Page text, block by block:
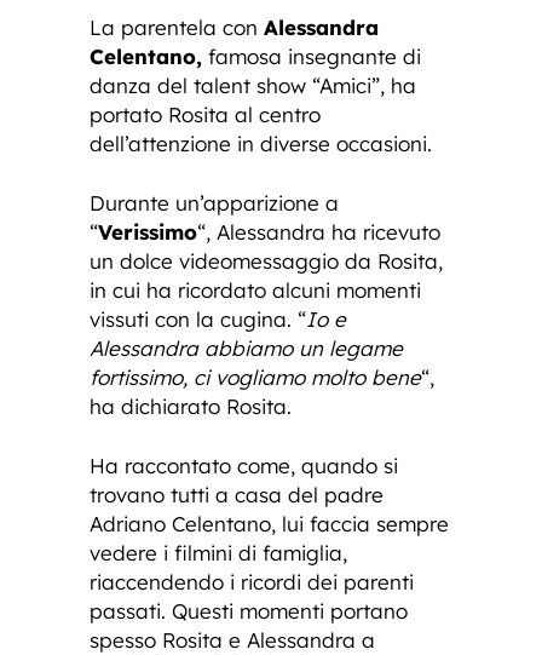
La parentela con Alessandra
Celentano, famosa insegnante di
danza del talent show “Amici”, ha
portato Rosita al centro
dell’attenzione in diverse occasioni.
Durante un’apparizione a
“Verissimo“, Alessandra ha ricevuto
un dolce videomessaggio da Rosita,
in cui ha ricordato alcuni momenti
vissuti con la cugina. “Io e
Alessandra abbiamo un legame
fortissimo, ci vogliamo molto bene“,
ha dichiarato Rosita.
Ha raccontato come, quando si
trovano tutti a casa del padre
Adriano Celentano, lui faccia sempre
vedere i filmini di famiglia,
riaccendendo i ricordi dei parenti
passati. Questi momenti portano
spesso Rosita e Alessandra a